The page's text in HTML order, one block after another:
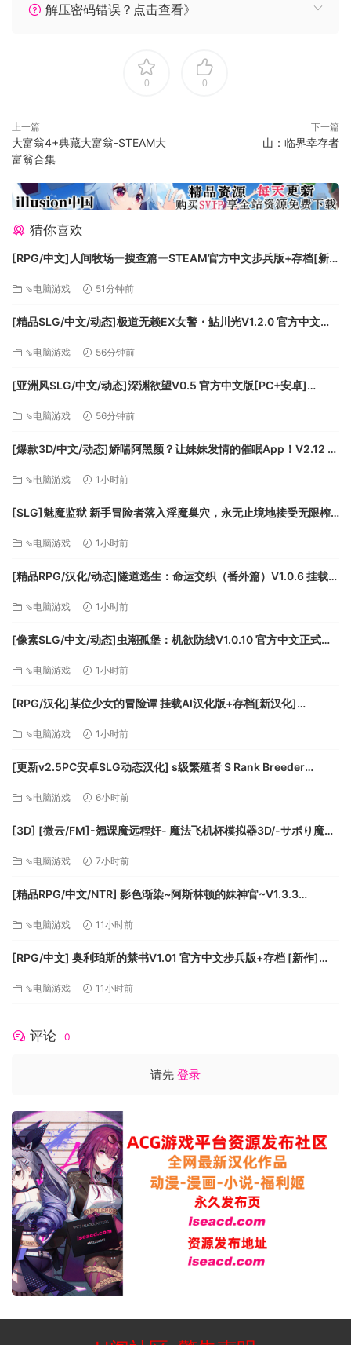
缪耀能否担负起帮助凌丹洗脱冤屈的重任，在华青囊、黄娅等
连环凶案，陷害凌丹的幕后黑手究竟是谁？
古画之中，九牛门秘密宝藏究竟隐藏何处？
的故事。
一连串的隐秘线索之下，又隐藏着怎样的原罪？
游戏中设计了充满悬疑风格的精彩剧情，并在各场景中以场景
搜索，线索分析，触发猜想和最终结案这四个主要玩法推动整
个剧情的发展，并且在其中穿插了诸如搜身，解密，分支选择
场景搜索：在游戏中存在着各类不同的场景，在这些场景中隐
藏着各种线索等待着玩家去发现。
线索可能带来的猜想，是游戏的重大乐趣所在，也是触发剧情
线索之间会产生一定的关联，此时，一个大胆的猜想油然而
结案：在游戏的每个章节的最后，都有一个结案的过程，这代
表着你对当前案件的进展有了一定程度的判断，但是这个判断
解压密码错误？点击查看》
0 0
上一篇
大富翁4+典藏大富翁-STEAM大
富翁合集
下一篇
山：临界幸存者
猜你喜欢
[RPG/中文]人间牧场ー搜查篇ーSTEAM官方中文步兵版+存档[新
⇘电脑游戏 51分钟前
[精品SLG/中文/动态]极道无赖EX女警・鮎川光V1.2.0 官方中文版
⇘电脑游戏 56分钟前
[亚洲风SLG/中文/动态]深渊欲望V0.5 官方中文版[PC+安卓]
⇘电脑游戏 56分钟前
[爆款3D/中文/动态]娇喘阿黑颜？让妹妹发情的催眠App！V2.12 官
⇘电脑游戏 1小时前
[SLG]魅魔监狱 新手冒险者落入淫魔巢穴，永无止境地接受无限榨
⇘电脑游戏 1小时前
[精品RPG/汉化/动态]隧道逃生：命运交织（番外篇）V1.0.6 挂载AI
⇘电脑游戏 1小时前
[像素SLG/中文/动态]虫潮孤堡：机欲防线V1.0.10 官方中文正式步
⇘电脑游戏 1小时前
[RPG/汉化]某位少女的冒险谭 挂载AI汉化版+存档[新汉化]
⇘电脑游戏 1小时前
[更新v2.5PC安卓SLG动态汉化] s级繁殖者 S Rank Breeder
⇘电脑游戏 6小时前
[3D] [微云/FM]-翘课魔远程奸- 魔法飞机杯模拟器3D/-サボり魔遠
⇘电脑游戏 7小时前
[精品RPG/中文/NTR] 影色渐染~阿斯林顿的妹神官~V1.3.3
[FM/7.5G/百度]
⇘电脑游戏 11小时前
[RPG/中文] 奥利珀斯的禁书V1.01 官方中文步兵版+存档 [新作]
⇘电脑游戏 11小时前
评论 0
请先 登录